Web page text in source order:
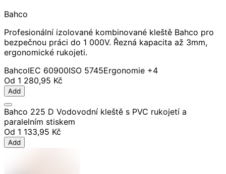
Bahco
Profesionální izolované kombinované kleště Bahco pro
bezpečnou práci do 1 000V. Řezná kapacita až 3mm,
ergonomické rukojeti.
BahcoIEC 60900ISO 5745Ergonomie +4
Od 1 280,95 Kč
Add
Bahco 225 D Vodovodní kleště s PVC rukojetí a
paralelním stiskem
Od 1 133,95 Kč
Add